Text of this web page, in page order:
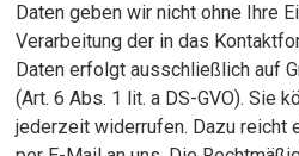
Daten geben wir nicht ohne Ihre
Verarbeitung der in das
Daten erfolgt ausschließlich auf
(Art. 6 Abs. 1 lit. a DS-GVO). Sie
jederzeit widerrufen. Dazu reicht